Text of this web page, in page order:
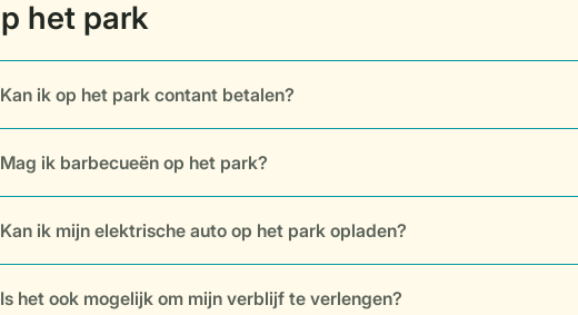
Kan ik op het park contant betalen?
Mag ik barbecueën op het park?
Kan ik mijn elektrische auto op het park opladen?
Is het ook mogelijk om mijn verblijf te verlengen?